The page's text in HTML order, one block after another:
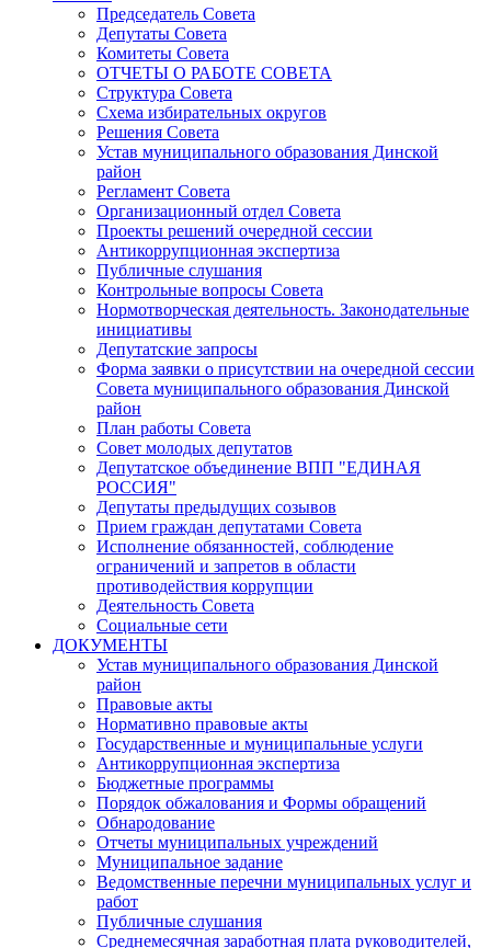
Председатель Совета
Депутаты Совета
Комитеты Совета
ОТЧЕТЫ О РАБОТЕ СОВЕТА
Структура Совета
Схема избирательных округов
Решения Совета
Устав муниципального образования Динской
район
Регламент Совета
Организационный отдел Совета
Проекты решений очередной сессии
Антикоррупционная экспертиза
Публичные слушания
Контрольные вопросы Совета
Нормотворческая деятельность. Законодательные
инициативы
Депутатские запросы
Форма заявки о присутствии на очередной сессии
Совета муниципального образования Динской
район
План работы Совета
Совет молодых депутатов
Депутатское объединение ВПП "ЕДИНАЯ
РОССИЯ"
Депутаты предыдущих созывов
Прием граждан депутатами Совета
Исполнение обязанностей, соблюдение
ограничений и запретов в области
противодействия коррупции
Деятельность Совета
Социальные сети
ДОКУМЕНТЫ
Устав муниципального образования Динской
район
Правовые акты
Нормативно правовые акты
Государственные и муниципальные услуги
Антикоррупционная экспертиза
Бюджетные программы
Порядок обжалования и Формы обращений
Обнародование
Отчеты муниципальных учреждений
Муниципальное задание
Ведомственные перечни муниципальных услуг и
работ
Публичные слушания
Среднемесячная заработная плата руководителей,